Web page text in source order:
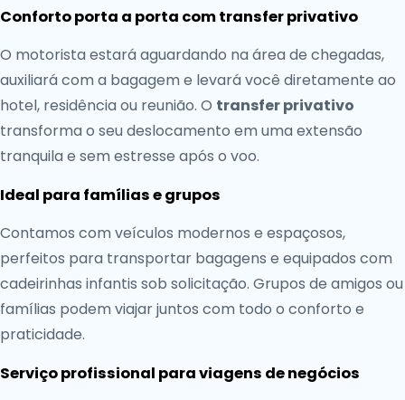
Conforto porta a porta com transfer privativo
O motorista estará aguardando na área de chegadas,
auxiliará com a bagagem e levará você diretamente ao
hotel, residência ou reunião. O transfer privativo
transforma o seu deslocamento em uma extensão
tranquila e sem estresse após o voo.
Ideal para famílias e grupos
Contamos com veículos modernos e espaçosos,
perfeitos para transportar bagagens e equipados com
cadeirinhas infantis sob solicitação. Grupos de amigos ou
famílias podem viajar juntos com todo o conforto e
praticidade.
Serviço profissional para viagens de negócios